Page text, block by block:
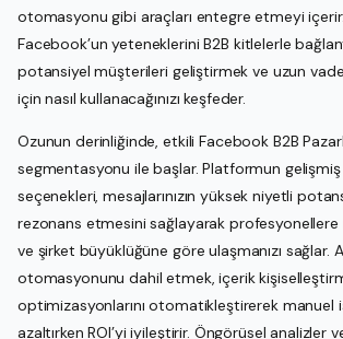
otomasyonu gibi araçları entegre etmeyi içerir.
Facebook’un yeteneklerini B2B kitlelerle
potansiyel müşterileri geliştirmek ve uzun
için nasıl kullanacağınızı keşfeder.
Ozunun derinliğinde, etkili Facebook B2B
segmentasyonu ile başlar. Platformun
seçenekleri, mesajlarınızın yüksek niyetli
rezonans etmesini sağlayarak profesyonellere
ve şirket büyüklüğüne göre ulaşmanızı sağlar.
otomasyonunu dahil etmek, içerik
optimizasyonlarını otomatikleştirerek manuel
azaltırken ROI’yi iyileştirir. Öngörüsel analizler